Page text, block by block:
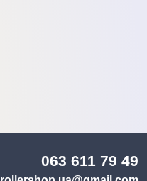
063 611 79 49